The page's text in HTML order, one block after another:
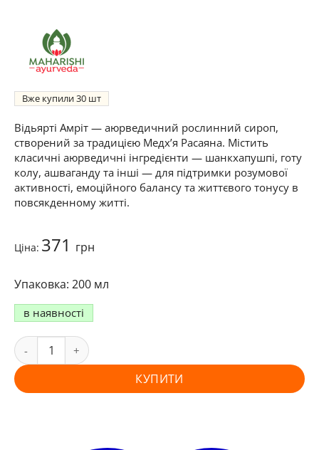
Вже купили30
Відьярті Амріт — аюрведичний рослинний сироп,
створений за традицією Медх’я Расаяна. Містить
класичні аюрведичні інгредієнти — шанкхапушпі, готу
колу, ашваганду та інші — для підтримки розумової
активності, емоційного балансу та життєвого тонусу в
повсякденному житті.
Ціна: 371 грн
200 мл
в наявності
КУПИТИ